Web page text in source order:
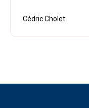
Cédric Cholet